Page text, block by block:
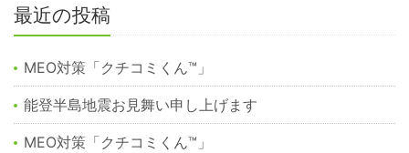
最近の投稿
MEO対策「クチコミくん™︎」
能登半島地震お見舞い申し上げます
MEO対策「クチコミくん™️」